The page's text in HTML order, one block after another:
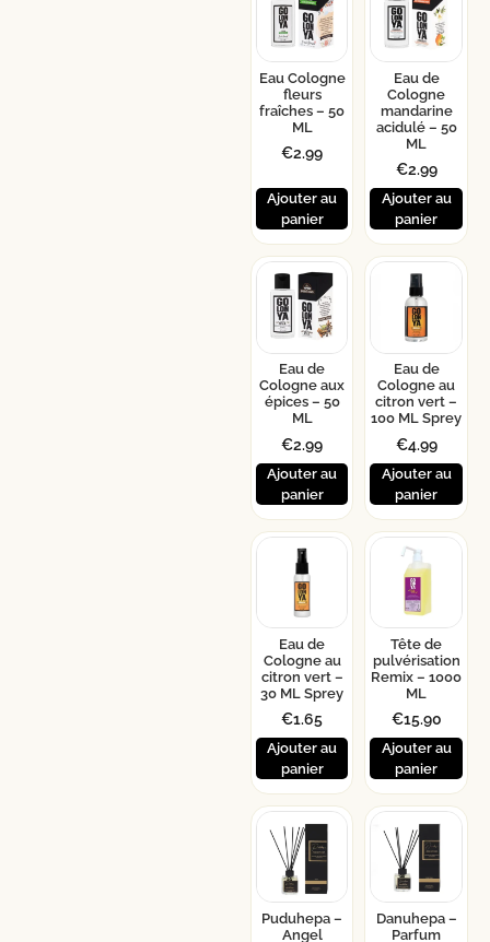
Eau Cologne
fleurs
fraîches – 50
ML
€2.99
Ajouter au
panier
Eau de
Cologne
mandarine
acidulé – 50
ML
€2.99
Ajouter au
panier
Eau de
Cologne aux
épices – 50
ML
€2.99
Ajouter au
panier
Eau de
Cologne au
citron vert –
100 ML Sprey
€4.99
Ajouter au
panier
Eau de
Cologne au
citron vert –
30 ML Sprey
€1.65
Ajouter au
panier
Tête de
pulvérisation
Remix – 1000
ML
€15.90
Ajouter au
panier
Puduhepa –
Angel
Danuhepa –
Parfum